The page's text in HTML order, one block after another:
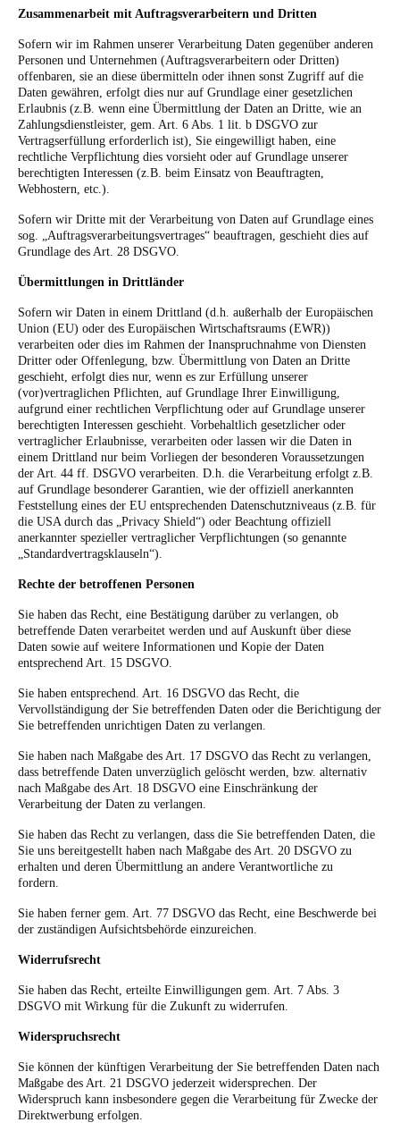
Zusammenarbeit mit Auftragsverarbeitern und Dritten
Sofern wir im Rahmen unserer Verarbeitung Daten gegenüber anderen
Personen und Unternehmen (Auftragsverarbeitern oder Dritten)
offenbaren, sie an diese übermitteln oder ihnen sonst Zugriff auf die
Daten gewähren, erfolgt dies nur auf Grundlage einer gesetzlichen
Erlaubnis (z.B. wenn eine Übermittlung der Daten an Dritte, wie an
Zahlungsdienstleister, gem. Art. 6 Abs. 1 lit. b DSGVO zur
Vertragserfüllung erforderlich ist), Sie eingewilligt haben, eine
rechtliche Verpflichtung dies vorsieht oder auf Grundlage unserer
berechtigten Interessen (z.B. beim Einsatz von Beauftragten,
Webhostern, etc.).
Sofern wir Dritte mit der Verarbeitung von Daten auf Grundlage eines
sog. „Auftragsverarbeitungsvertrages“ beauftragen, geschieht dies auf
Grundlage des Art. 28 DSGVO.
Übermittlungen in Drittländer
Sofern wir Daten in einem Drittland (d.h. außerhalb der Europäischen
Union (EU) oder des Europäischen Wirtschaftsraums (EWR))
verarbeiten oder dies im Rahmen der Inanspruchnahme von Diensten
Dritter oder Offenlegung, bzw. Übermittlung von Daten an Dritte
geschieht, erfolgt dies nur, wenn es zur Erfüllung unserer
(vor)vertraglichen Pflichten, auf Grundlage Ihrer Einwilligung,
aufgrund einer rechtlichen Verpflichtung oder auf Grundlage unserer
berechtigten Interessen geschieht. Vorbehaltlich gesetzlicher oder
vertraglicher Erlaubnisse, verarbeiten oder lassen wir die Daten in
einem Drittland nur beim Vorliegen der besonderen Voraussetzungen
der Art. 44 ff. DSGVO verarbeiten. D.h. die Verarbeitung erfolgt z.B.
auf Grundlage besonderer Garantien, wie der offiziell anerkannten
Feststellung eines der EU entsprechenden Datenschutzniveaus (z.B. für
die USA durch das „Privacy Shield“) oder Beachtung offiziell
anerkannter spezieller vertraglicher Verpflichtungen (so genannte
„Standardvertragsklauseln“).
Rechte der betroffenen Personen
Sie haben das Recht, eine Bestätigung darüber zu verlangen, ob
betreffende Daten verarbeitet werden und auf Auskunft über diese
Daten sowie auf weitere Informationen und Kopie der Daten
entsprechend Art. 15 DSGVO.
Sie haben entsprechend. Art. 16 DSGVO das Recht, die
Vervollständigung der Sie betreffenden Daten oder die Berichtigung der
Sie betreffenden unrichtigen Daten zu verlangen.
Sie haben nach Maßgabe des Art. 17 DSGVO das Recht zu verlangen,
dass betreffende Daten unverzüglich gelöscht werden, bzw. alternativ
nach Maßgabe des Art. 18 DSGVO eine Einschränkung der
Verarbeitung der Daten zu verlangen.
Sie haben das Recht zu verlangen, dass die Sie betreffenden Daten, die
Sie uns bereitgestellt haben nach Maßgabe des Art. 20 DSGVO zu
erhalten und deren Übermittlung an andere Verantwortliche zu
fordern.
Sie haben ferner gem. Art. 77 DSGVO das Recht, eine Beschwerde bei
der zuständigen Aufsichtsbehörde einzureichen.
Widerrufsrecht
Sie haben das Recht, erteilte Einwilligungen gem. Art. 7 Abs. 3
DSGVO mit Wirkung für die Zukunft zu widerrufen.
Widerspruchsrecht
Sie können der künftigen Verarbeitung der Sie betreffenden Daten nach
Maßgabe des Art. 21 DSGVO jederzeit widersprechen. Der
Widerspruch kann insbesondere gegen die Verarbeitung für Zwecke der
Direktwerbung erfolgen.